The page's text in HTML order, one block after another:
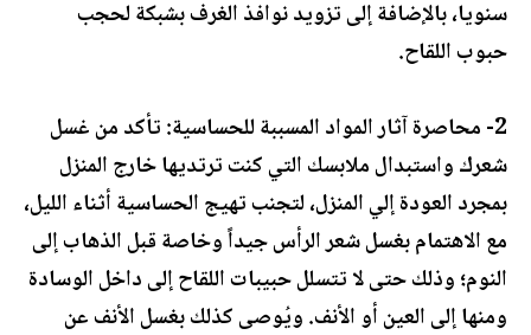
سنويا، بالإضافة إلى تزويد نوافذ الغرف بشبكة لحجب
حبوب اللقاح.
2- محاصرة آثار المواد المسببة للحساسية: تأكد من غسل
شعرك واستبدال ملابسك التي كنت ترتديها خارج المنزل
بمجرد العودة إلي المنزل، لتجنب تهيج الحساسية أثناء الليل،
مع الاهتمام بغسل شعر الرأس جيداً وخاصة قبل الذهاب إلى
النوم؛ وذلك حتى لا تتسلل حبيبات اللقاح إلى داخل الوسادة
ومنها إلى العين أو الأنف. ويُوصى كذلك بغسل الأنف عن